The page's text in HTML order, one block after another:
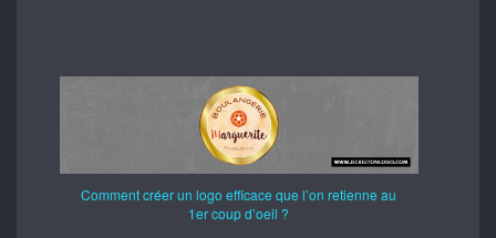
Comment créer un logo efficace que l’on retienne au
1er coup d’oeil ?